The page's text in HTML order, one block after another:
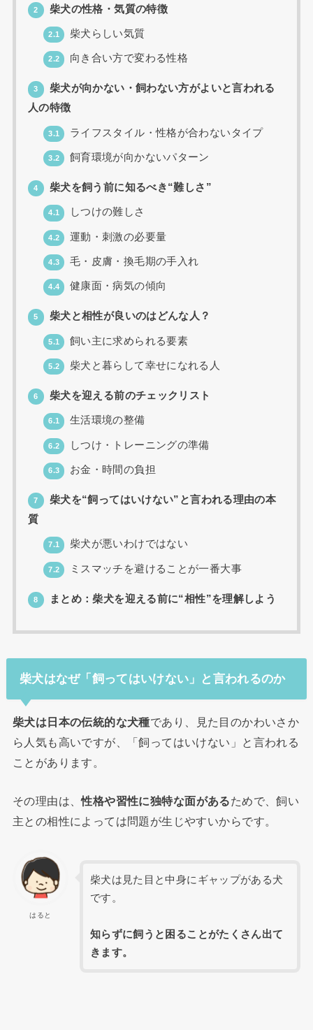
2 柴犬の性格・気質の特徴
2.1 柴犬らしい気質
2.2 向き合い方で変わる性格
3
柴犬が向かない・飼わない方がよいと言われる
人の特徴
3.1 ライフスタイル・性格が合わないタイプ
3.2 飼育環境が向かないパターン
4 柴犬を飼う前に知るべき“難しさ”
4.1 しつけの難しさ
4.2 運動・刺激の必要量
4.3 毛・皮膚・換毛期の手入れ
4.4 健康面・病気の傾向
5 柴犬と相性が良いのはどんな人？
5.1 飼い主に求められる要素
5.2 柴犬と暮らして幸せになれる人
6 柴犬を迎える前のチェックリスト
6.1 生活環境の整備
6.2 しつけ・トレーニングの準備
6.3 お金・時間の負担
7
柴犬を“飼ってはいけない”と言われる理由の本
質
7.1 柴犬が悪いわけではない
7.2 ミスマッチを避けることが一番大事
8 まとめ：柴犬を迎える前に“相性”を理解しよう
柴犬はなぜ「飼ってはいけない」と言われるのか
柴犬は日本の伝統的な犬種であり、見た目のかわいさか
ら人気も高いですが、「飼ってはいけない」と言われる
ことがあります。
その理由は、性格や習性に独特な面があるためで、飼い
主との相性によっては問題が生じやすいからです。
はると
柴犬は見た目と中身にギャップがある犬
です。
知らずに飼うと困ることがたくさん出て
きます。